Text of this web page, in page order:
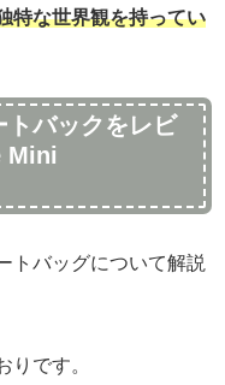
特な世界観を持ってい
トバックをレビ
Mini
トバッグについて解説
りです。